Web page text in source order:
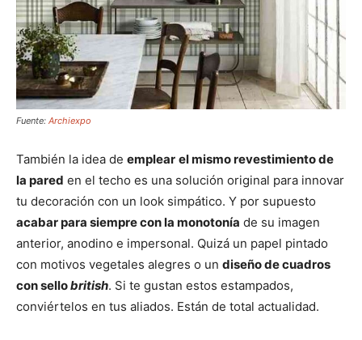
Fuente: Archiexpo
También la idea de emplear el mismo revestimiento de
la pared en el techo es una solución original para innovar
tu decoración con un look simpático. Y por supuesto
acabar para siempre con la monotonía de su imagen
anterior, anodino e impersonal. Quizá un papel pintado
con motivos vegetales alegres o un diseño de cuadros
con sellobritish. Si te gustan estos estampados,
conviértelos en tus aliados. Están de total actualidad.